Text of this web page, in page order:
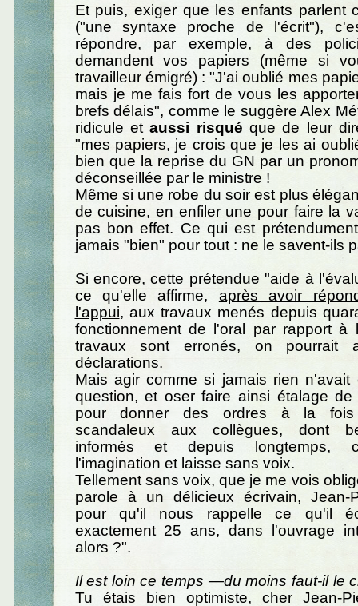
Et puis, exiger que les enfants parlent
("une syntaxe proche de l'écrit"),
répondre, par exemple, à des
demandent vos papiers (même si
travailleur émigré) : "J'ai oublié mes
mais je me fais fort de vous les
brefs délais", comme le suggère Alex
ridicule etaussi risqué que de leur
"mes papiers, je crois que je les ai
bien que la reprise du GN par un
déconseillée par le ministre !
Même si une robe du soir est plus
de cuisine, en enfiler une pour faire la
pas bon effet. Ce qui est
jamais "bien" pour tout : ne le savent-ils
Si encore, cette prétendue "aide à
ce qu'elle affirme, après avoir
l'appui, aux travaux menés depuis
fonctionnement de l'oral par rapport à
travaux sont erronés, on pourrait
déclarations.
Mais agir comme si jamais rien
question, et oser faire ainsi étalage de
pour donner des ordres à la fois
scandaleux aux collègues, dont
informés et depuis longtemps,
l'imagination et laisse sans voix.
Tellement sans voix, que je me vois
parole à un délicieux écrivain, Jean-
pour qu'il nous rappelle ce qu'il
exactement 25 ans, dans l'ouvrage
alors ?".
Il est loin ce temps —du moins faut-il le
Tu étais bien optimiste, cher Jean-